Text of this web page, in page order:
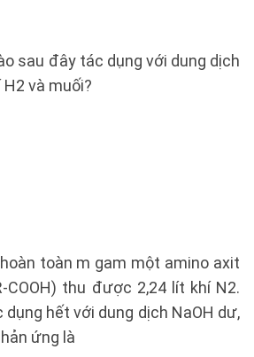
sau đây tác dụng với dung dịch
và muối?
toàn m gam một amino axit
COOH) thu được 2,24 lít khí N2.
dụng hết với dung dịch NaOH dư,
ứng là